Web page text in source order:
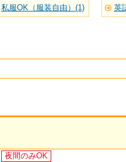
私服OK（服装自由）(1)
夜間のみOK